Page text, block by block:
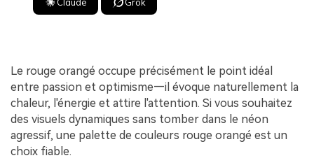
Le rouge orangé occupe précisément le point idéal
entre passion et optimisme—il évoque naturellement la
chaleur, l'énergie et attire l'attention. Si vous souhaitez
des visuels dynamiques sans tomber dans le néon
agressif, une palette de couleurs rouge orangé est un
choix fiable.